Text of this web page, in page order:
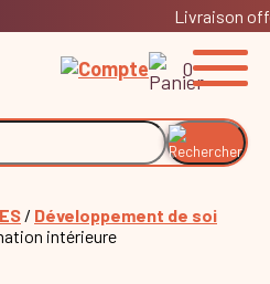
Livraison
0
/ Développement de soi
intérieure